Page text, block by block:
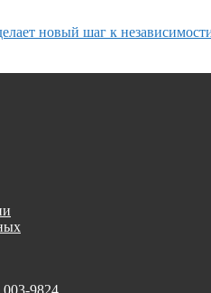
новый шаг к